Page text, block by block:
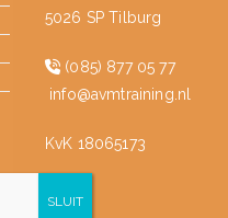
5026 SP Tilburg
(085) 877 05 77
info@avmtraining.nl
KvK 18065173